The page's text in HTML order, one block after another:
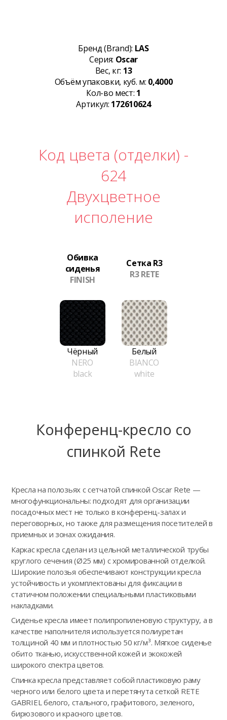
Бренд (Brand): LAS
Серия: Oscar
Вес, кг: 13
Объём упаковки, куб. м: 0,4000
Кол-во мест: 1
Артикул: 172610624
Код цвета (отделки) -
624
Двухцветное
исполение
Обивка
сиденья
FINISH
Сетка R3
R3 RETE
Чёрный
NERO
black
Белый
BIANCO
white
Конференц-кресло сo
спинкой Rete
Кресла на полозьях с сетчатой спинкой Oscar Rete —
многофункциональны: подходят для организации
посадочных мест не только в конференц-залах и
переговорных, но также для размещения посетителей в
приемных и зонах ожидания.
Каркас кресла сделан из цельной металлической трубы
круглого сечения (Ø25 мм) с хромированной отделкой.
Широкие полозья обеспечивают конструкции кресла
устойчивость и укомплектованы для фиксации в
статичном положении специальными пластиковыми
накладками.
Сиденье кресла имеет полипропиленовую структуру, а в
качестве наполнителя используется полиуретан
толщиной 40 мм и плотностью 50 кг/м³. Мягкое сиденье
обито тканью, искусственной кожей и экокожей
широкого спектра цветов.
Спинка кресла представляет собой пластиковую раму
черного или белого цвета и перетянута сеткой RETE
GABRIEL белого, стального, графитового, зеленого,
бирюзового и красного цветов.